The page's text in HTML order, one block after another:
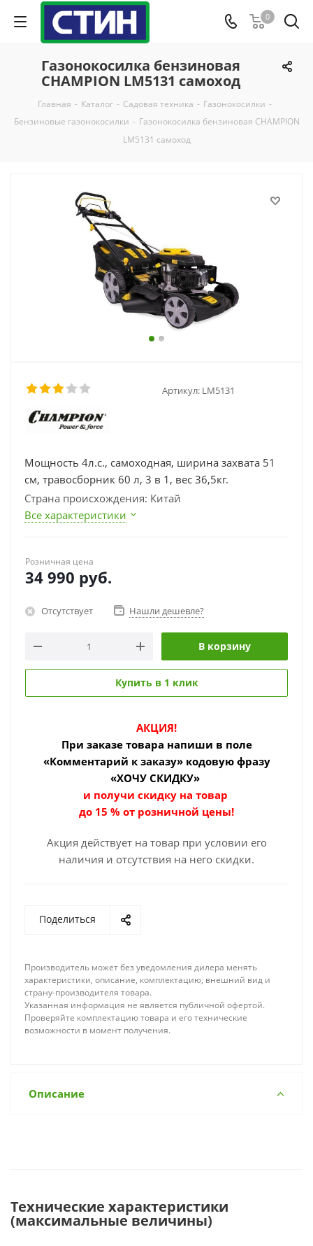
0
Газонокосилка бензиновая
CHAMPION LM5131 самоход
Главная - Каталог - Садовая техника - Газонокосилки -
Бензиновые газонокосилки - Газонокосилка бензиновая CHAMPION
LM5131 самоход
Артикул: LM5131
Мощность 4л.с., самоходная, ширина захвата 51
см, травосборник 60 л, 3 в 1, вес 36,5кг.
Страна происхождения: Китай
Все характеристики
Розничная цена
34 990 руб.
Отсутствует Нашли дешевле?
В корзину
Купить в 1 клик
АКЦИЯ!
При заказе товара напиши в поле
«Комментарий к заказу» кодовую фразу
«ХОЧУ СКИДКУ»
и получи скидку на товар
до 15 % от розничной цены!
Акция действует на товар при условии его
наличия и отсутствия на него скидки.
Поделиться
Производитель может без уведомления дилера менять
характеристики, описание, комплектацию, внешний вид и
страну-производителя товара.
Указанная информация не является публичной офертой.
Проверяйте комплектацию товара и его технические
возможности в момент получения.
Описание
Технические характеристики
(максимальные величины)